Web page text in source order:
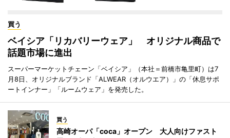
買う
ベイシア「リカバリーウェア」 オリジナル商品で
話題市場に進出
スーパーマーケットチェーン「ベイシア」（本社＝前橋市亀里町）は7
月8日、オリジナルブランド「ALWEAR（オルウエア）」の「休息サポ
ートインナー」「ルームウェア」を発売した。
買う
高崎オーパ「coca」オープン 大人向けファスト